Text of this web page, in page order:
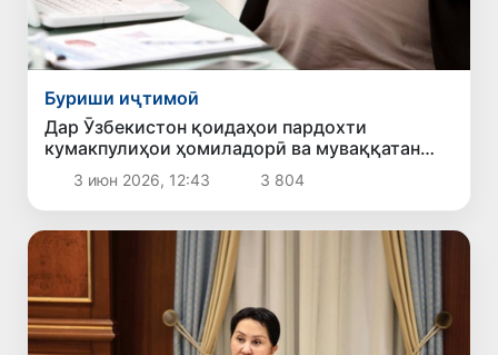
Буриши иҷтимоӣ
Дар Ӯзбекистон қоидаҳои пардохти
кумакпулиҳои ҳомиладорӣ ва муваққатан
корношоямӣ нав карда шуданд
3 июн 2026, 12:43 3 804